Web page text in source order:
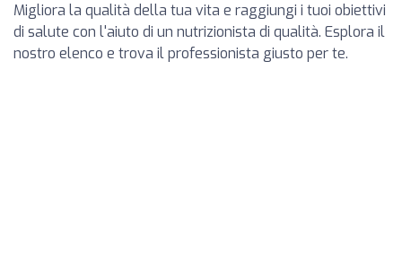
Migliora la qualità della tua vita e raggiungi i tuoi obiettivi
di salute con l'aiuto di un nutrizionista di qualità. Esplora il
nostro elenco e trova il professionista giusto per te.